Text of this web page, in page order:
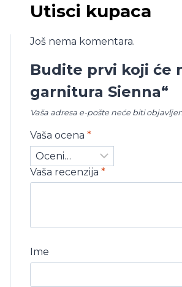
Utisci kupaca
Još nema komentara.
Budite prvi koji će
garnitura Sienna“
Vaša adresa e-pošte neće biti
Vaša ocena *
Vaša recenzija *
Ime